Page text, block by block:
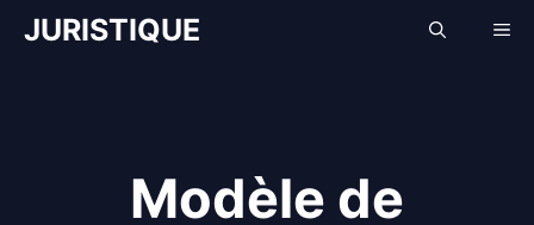
AllerJURISTIQUE
Modèle de